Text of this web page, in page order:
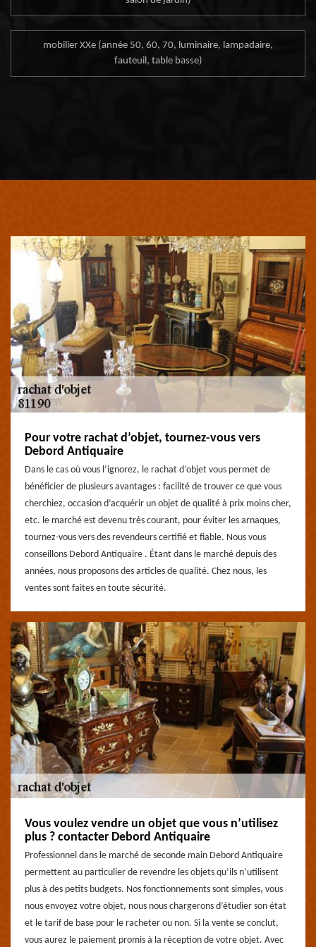
mobilier XXe (année 50, 60, 70, luminaire, lampadaire,
fauteuil, table basse)
Pour votre rachat d’objet, tournez-vous vers
Debord Antiquaire
Dans le cas où vous l’ignorez, le rachat d’objet vous permet de
bénéficier de plusieurs avantages : facilité de trouver ce que vous
cherchiez, occasion d’acquérir un objet de qualité à prix moins cher,
etc. le marché est devenu très courant, pour éviter les arnaques,
tournez-vous vers des revendeurs certifié et fiable. Nous vous
conseillons Debord Antiquaire . Étant dans le marché depuis des
années, nous proposons des articles de qualité. Chez nous, les
ventes sont faites en toute sécurité.
Vous voulez vendre un objet que vous n’utilisez
plus ? contacter Debord Antiquaire
Professionnel dans le marché de seconde main Debord Antiquaire
permettent au particulier de revendre les objets qu’ils n’utilisent
plus à des petits budgets. Nos fonctionnements sont simples, vous
nous envoyez votre objet, nous nous chargerons d’étudier son état
et le tarif de base pour le racheter ou non. Si la vente se conclut,
vous aurez le paiement promis à la réception de votre objet. Avec